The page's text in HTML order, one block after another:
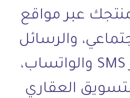
عبر مواقع
والرسائل
الدعائية عبر SMS والواتساب،
العقاري